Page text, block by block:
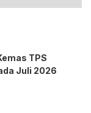
TPS
Juli 2026